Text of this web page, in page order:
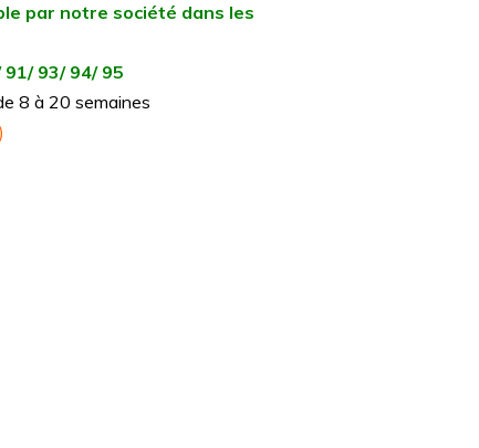
par notre société dans les
93/ 94/ 95
8 à 20 semaines